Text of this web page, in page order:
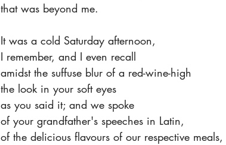
that was beyond me.
It was a cold Saturday afternoon,
I remember, and I even recall
amidst the suffuse blur of a red-wine-high
the look in your soft eyes
as you said it; and we spoke
of your grandfather's speeches in Latin,
of the delicious flavours of our respective meals,